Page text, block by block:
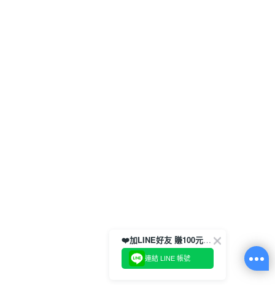
❤️加LINE好友 賺100元券！
連結 LINE 帳號